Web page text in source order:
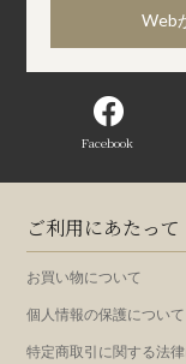
Web
Facebook
ご利用にあたって
お買い物について
個人情報の保護について
特定商取引に関する法